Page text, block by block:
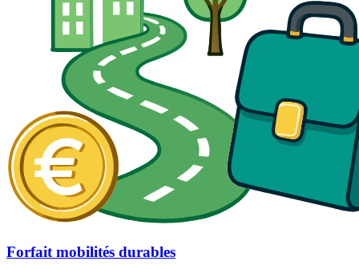
Forfait mobilités durables